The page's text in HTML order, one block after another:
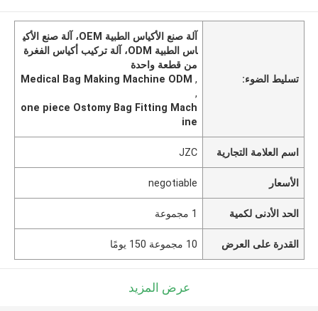
تسليط الضوء:
آلة صنع الأكياس الطبية OEM، آلة صنع الأكي
اس الطبية ODM، آلة تركيب أكياس الفغرة
من قطعة واحدة
,
Medical Bag Making Machine ODM
,
one piece Ostomy Bag Fitting Mach
ine
اسم العلامة التجارية JZC
الأسعار negotiable
الحد الأدنى لكمية 1 مجموعة
القدرة على العرض 10 مجموعة 150 يومًا
عرض المزيد